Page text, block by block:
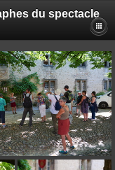
du spectacle